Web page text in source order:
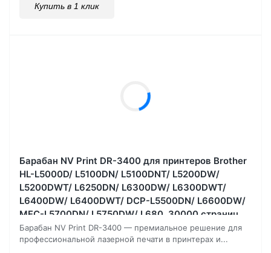
Купить в 1 клик
Барабан NV Print DR-3400 для принтеров Brother
HL-L5000D/ L5100DN/ L5100DNT/ L5200DW/
L5200DWT/ L6250DN/ L6300DW/ L6300DWT/
L6400DW/ L6400DWT/ DCP-L5500DN/ L6600DW/
MFC-L5700DN/ L5750DW/ L680, 30000 страниц
Барабан NV Print DR-3400 — премиальное решение для
профессиональной лазерной печати в принтерах и...